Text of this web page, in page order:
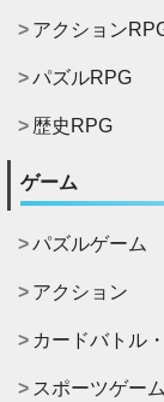
アクション
パズルRPG
歴史RPG
ゲーム
パズルゲーム
アクション
カードバトル
スポーツゲーム